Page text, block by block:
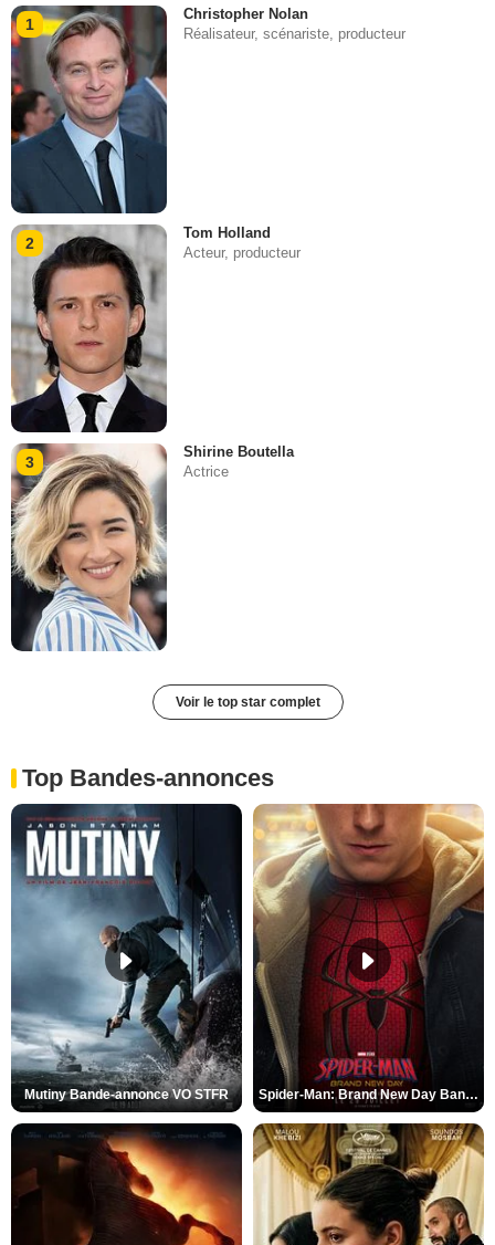
1
Christopher Nolan
Réalisateur, scénariste, producteur
2
Tom Holland
Acteur, producteur
3
Shirine Boutella
Actrice
Voir le top star complet
Top Bandes-annonces
Mutiny Bande-annonce VO STFR Spider-Man: Brand New Day Bande-annonce VO STFR